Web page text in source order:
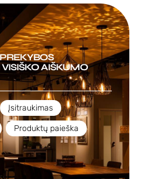
AIŠKUMO
Įsitraukimas ,
, Produktų paieška